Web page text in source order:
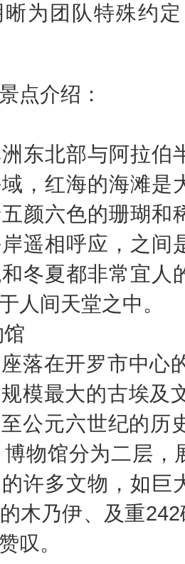
晰为团队特殊约
点介绍：
东北部与阿拉伯
，红海的海滩是
颜六色的珊瑚和
遥相呼应，之间
冬夏都非常宜人
人间天堂之中。
落在开罗市中心
规模最大的古埃
公元六世纪的历
物馆分为二层
许多文物，如巨
木乃伊、及重
叹。